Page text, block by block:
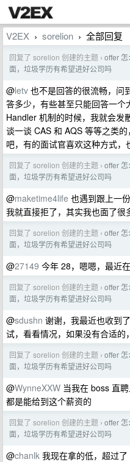
V2EX › sorelion › 全部回复
回复了 sorelion 创建的主题 › offer
面，垃圾学历有希望进好公司吗
@letv 也不是回答的很流畅，问
答多少，有些甚至只能回答一
Handler 机制的时候，我就会发
谈一谈 CAS 和 AQS 等等之类
吧，有的面试官喜欢这种方式，
回复了 sorelion 创建的主题 › offer
面，垃圾学历有希望进好公司吗
@maketime4life 也遇到跟上一
我就直接拒了，其实我也面了
回复了 sorelion 创建的主题 › offer
面，垃圾学历有希望进好公司吗
@27149 今年 28，嗯嗯，最近
回复了 sorelion 创建的主题 › offer
面，垃圾学历有希望进好公司吗
@sdushn 谢谢，我最近也收到
试，看看情况，如果没有合适的
回复了 sorelion 创建的主题 › offer
面，垃圾学历有希望进好公司吗
@WynneXXW 当我在 boss 直
都是能给到这个薪资的
回复了 sorelion 创建的主题 › offer
面，垃圾学历有希望进好公司吗
@chanlk 我现在拿的低，超过了